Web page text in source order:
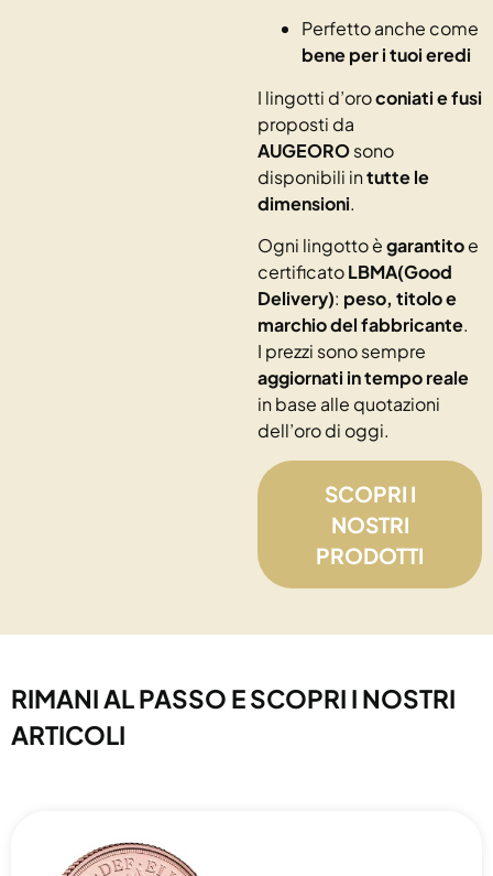
Perfetto anche come
bene per i tuoi eredi
I lingotti d’oroconiati e fusi
proposti da
AUGEOROsono
disponibili intutte le
dimensioni.
Ogni lingotto ègarantitoe
certificatoLBMA(Good
Delivery): peso, titolo e
marchio del fabbricante.
I prezzi sono sempre
aggiornati in tempo reale
in base alle quotazioni
dell’oro di oggi.
SCOPRI I
NOSTRI
PRODOTTI
RIMANI AL PASSO E SCOPRI I NOSTRI
ARTICOLI